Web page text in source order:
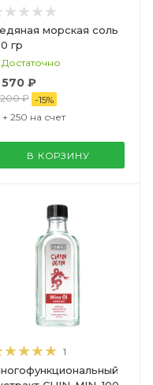
морская соль
гр
Достаточно
570 ₽
₽ -15%
+ 250 на счет
В КОРЗИНУ
1